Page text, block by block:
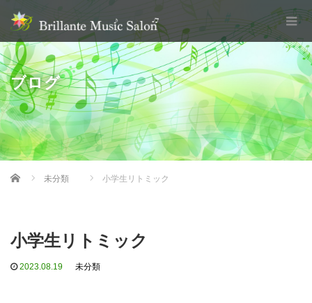
ブログ
Home 未分類 小学生リトミック
小学生リトミック
2023.08.19 未分類